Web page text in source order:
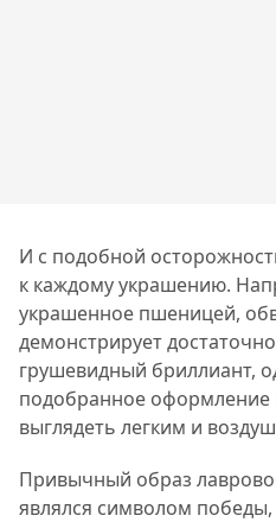
И с подобной
к каждому украшению.
украшенное пшеницей,
демонстрирует
грушевидный бриллиант,
подобранное
выглядеть легким и
Привычный образ
являлся символом